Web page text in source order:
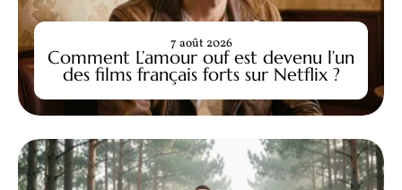
Comment L’amour ouf est devenu l’un
des films français forts sur Netflix ?
7 août 2026